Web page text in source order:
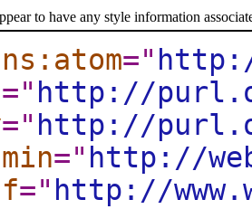
to have any style information
="
=" http://
=" http://
=" http://
=" http://